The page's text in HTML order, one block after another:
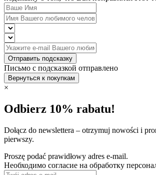
Отправить подсказку
Письмо с подсказкой отправлено
Вернуться к покупкам
×
Odbierz 10% rabatu!
Dołącz do newslettera – otrzymuj nowości i
pierwszy.
Proszę podać prawidłowy adres e-mail.
Необходимо согласие на обработку